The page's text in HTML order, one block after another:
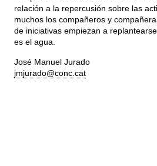
relación a la repercusión sobre las
muchos los compañeros y
de iniciativas empiezan a
es el agua.
José Manuel Jurado
jmjurado@conc.cat